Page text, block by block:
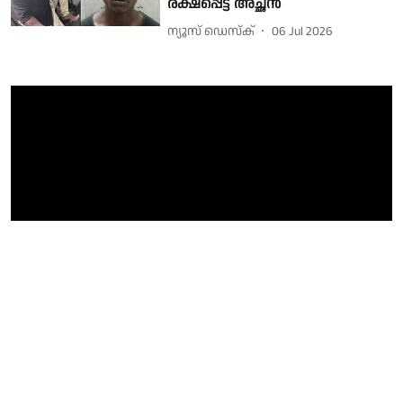
രക്ഷപ്പെട്ട് അച്ഛന്‍
ന്യൂസ് ഡെസ്ക് 06 Jul 2026